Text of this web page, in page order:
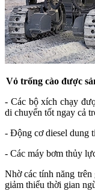
Vỏ trống cào được
- Các bộ xích chạy
di chuyển tốt ngay cả
- Động cơ diesel dung
- Các máy bơm thủy
Nhờ các tính năng
giảm thiểu thời gian